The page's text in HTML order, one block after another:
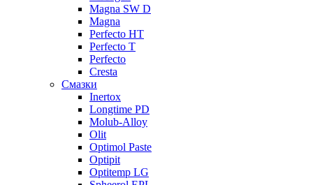
Magna SW D
Magna
Perfecto HT
Perfecto T
Perfecto
Cresta
Смазки
Inertox
Longtime PD
Molub-Alloy
Olit
Optimol Paste
Optipit
Optitemp LG